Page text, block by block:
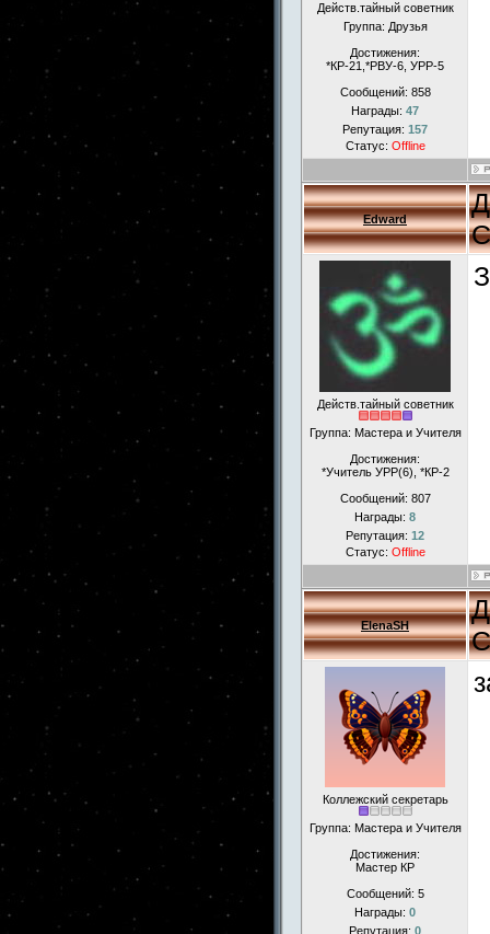
Действ.тайный советник
Группа: Друзья
Достижения:
*КР-21,*РВУ-6, УРР-5
Сообщений: 858
Награды: 47
Репутация: 157
Статус: Offline
Edward
Действ.тайный советник
Группа: Мастера и Учителя
Достижения:
*Учитель УРР(6), *КР-2
Сообщений: 807
Награды: 8
Репутация: 12
Статус: Offline
ElenaSH
Коллежский секретарь
Группа: Мастера и Учителя
Достижения:
Мастер КР
Сообщений: 5
Награды: 0
Репутация: 0